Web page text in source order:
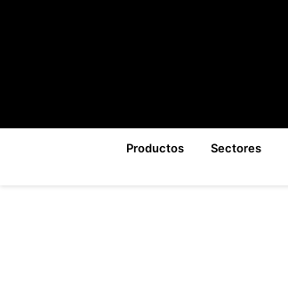
Productos Sectores